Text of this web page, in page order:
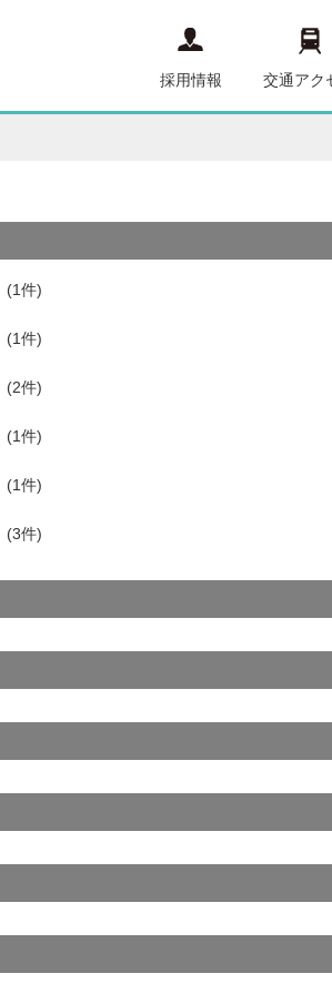
採用情報 交通アク
(1件)
(1件)
(2件)
(1件)
(1件)
(3件)